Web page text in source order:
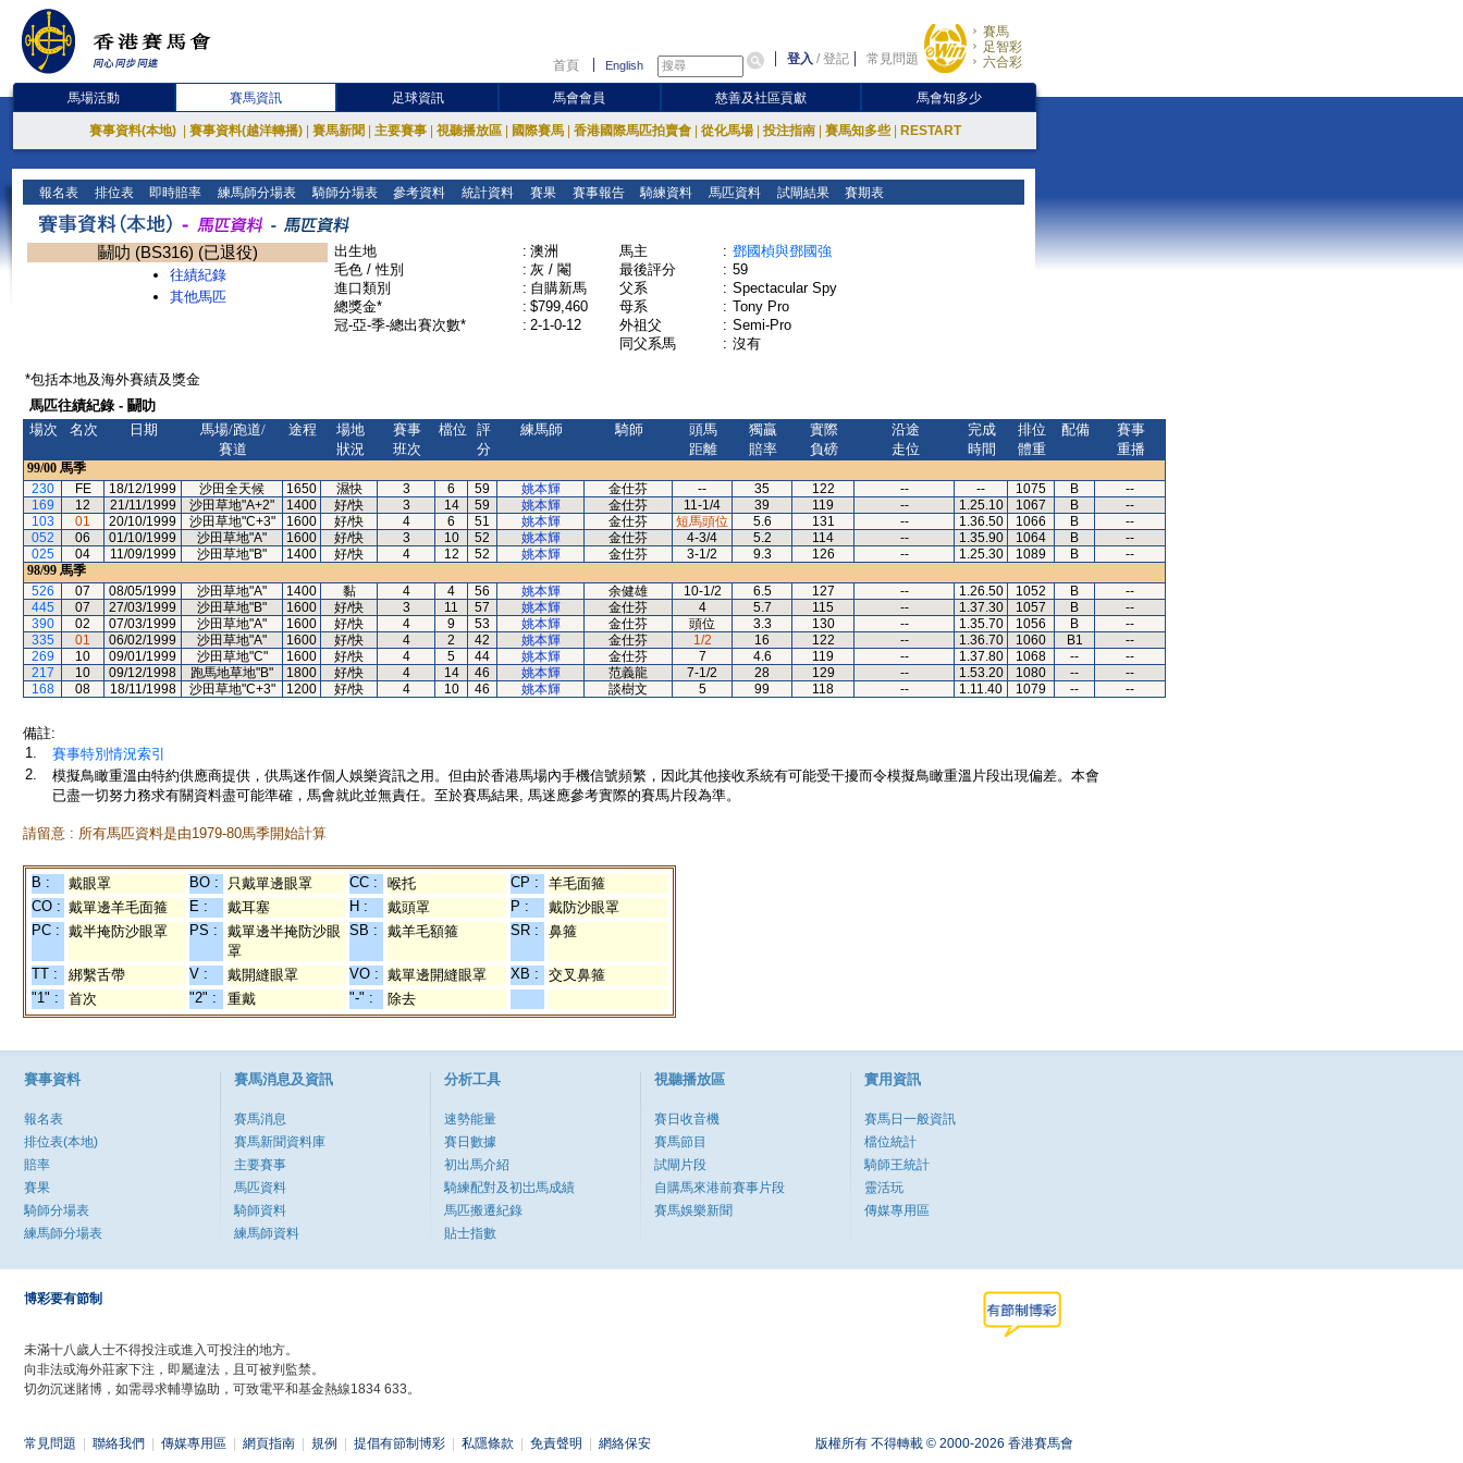
首頁 English 登入 /登記 常見問題
賽馬
足智彩
六合彩
馬場活動 賽馬資訊 足球資訊 馬會會員 慈善及社區貢獻 馬會知多少
賽事資料(本地) 賽事資料(越洋轉播) 賽馬新聞 主要賽事 視聽播放區 國際賽馬 香港國際馬匹拍賣會 從化馬場 投注指南 賽馬知多些 RESTART
報名表 排位表 即時賠率 練馬師分場表 騎師分場表 參考資料 統計資料 賽果 賽事報告 騎練資料 馬匹資料 試閘結果 賽期表
鬭叻 (BS316) (已退役)
往績紀錄
其他馬匹
出生地 : 澳洲
毛色 / 性別
: 灰 / 閹
進口類別
: 自購新馬
總獎金*
: $799,460
冠-亞-季-總出賽次數*
: 2-1-0-12
馬主 : 鄧國楨與鄧國強
最後評分
: 59
父系
: Spectacular Spy
母系
: Tony Pro
外祖父
: Semi-Pro
同父系馬
: 沒有
*包括本地及海外賽績及獎金
馬匹往績紀錄 - 鬭叻
場次
名次 日期
馬場/跑道/
賽道
途程
場地
狀況
賽事
班次
檔位
評
分
練馬師 騎師
頭馬
距離
獨贏
賠率
實際
負磅
沿途
走位
完成
時間
排位
體重
配備
賽事
重播
99/00 馬季
230
FE 18/12/1999 沙田全天候 1650 濕快 3 6 59 姚本輝 金仕芬 -- 35 122 -- -- 1075 B
--
169
12 21/11/1999 沙田草地"A+2" 1400 好/快 3 14 59 姚本輝 金仕芬 11-1/4 39 119 -- 1.25.10 1067 B
--
103
01 20/10/1999 沙田草地"C+3" 1600 好/快 4 6 51 姚本輝 金仕芬 短馬頭位 5.6 131 -- 1.36.50 1066 B
--
052
06 01/10/1999 沙田草地"A" 1600 好/快 3 10 52 姚本輝 金仕芬 4-3/4 5.2 114 -- 1.35.90 1064 B
--
025
04 11/09/1999 沙田草地"B" 1400 好/快 4 12 52 姚本輝 金仕芬 3-1/2 9.3 126 -- 1.25.30 1089 B
--
98/99 馬季
526
07 08/05/1999 沙田草地"A" 1400 黏 4 4 56 姚本輝 余健雄 10-1/2 6.5 127 -- 1.26.50 1052 B
--
445
07 27/03/1999 沙田草地"B" 1600 好/快 3 11 57 姚本輝 金仕芬 4 5.7 115 -- 1.37.30 1057 B
--
390
02 07/03/1999 沙田草地"A" 1600 好/快 4 9 53 姚本輝 金仕芬 頭位 3.3 130 -- 1.35.70 1056 B
--
335
01 06/02/1999 沙田草地"A" 1600 好/快 4 2 42 姚本輝 金仕芬 1/2 16 122 -- 1.36.70 1060 B1
--
269
10 09/01/1999 沙田草地"C" 1600 好/快 4 5 44 姚本輝 金仕芬 7 4.6 119 -- 1.37.80 1068 --
--
217
10 09/12/1998 跑馬地草地"B" 1800 好/快 4 14 46 姚本輝 范義龍 7-1/2 28 129 -- 1.53.20 1080 --
--
168
08 18/11/1998 沙田草地"C+3" 1200 好/快 4 10 46 姚本輝 談樹文 5 99 118 -- 1.11.40 1079 -- --
備註:
1.
賽事特別情況索引
2.
模擬鳥瞰重溫由特約供應商提供，供馬迷作個人娛樂資訊之用。但由於香港馬場內手機信號頻繁，因此其他接收系統有可能受干擾而令模擬鳥瞰重溫片段出現偏差。本會
已盡一切努力務求有關資料盡可能準確，馬會就此並無責任。至於賽馬結果, 馬迷應參考實際的賽馬片段為準。
請留意 : 所有馬匹資料是由1979-80馬季開始計算
B : 戴眼罩 BO : 只戴單邊眼罩 CC : 喉托 CP :
羊毛面箍
CO : 戴單邊羊毛面箍 E : 戴耳塞 H : 戴頭罩 P :
戴防沙眼罩
PC : 戴半掩防沙眼罩 PS :
戴單邊半掩防沙眼
罩
SB : 戴羊毛額箍 SR : 鼻箍
TT : 綁繫舌帶 V : 戴開縫眼罩 VO : 戴單邊開縫眼罩 XB :
交叉鼻箍
"1" :
首次 "2" : 重戴 "-" : 除去
賽事資料
報名表
排位表(本地)
賠率
賽果
騎師分場表
練馬師分場表
賽馬消息及資訊
賽馬消息
賽馬新聞資料庫
主要賽事
馬匹資料
騎師資料
練馬師資料
分析工具
速勢能量
賽日數據
初出馬介紹
騎練配對及初岀馬成績
馬匹搬遷紀錄
貼士指數
視聽播放區
賽日收音機
賽馬節目
試閘片段
自購馬來港前賽事片段
賽馬娛樂新聞
實用資訊
賽馬日一般資訊
檔位統計
騎師王統計
靈活玩
傳媒專用區
博彩要有節制
未滿十八歲人士不得投注或進入可投注的地方。
向非法或海外莊家下注，即屬違法，且可被判監禁。
切勿沉迷賭博，如需尋求輔導協助，可致電平和基金熱線1834 633。
常見問題 聯絡我們 傳媒專用區 網頁指南 規例 提倡有節制博彩 私隱條款 免責聲明 網絡保安 版權所有 不得轉載 © 2000-2026 香港賽馬會